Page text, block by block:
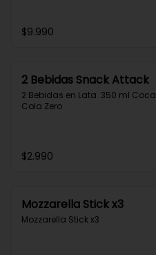
$9.990
2 Bebidas Snack Attack
2 Bebidas en Lata  350 ml Coca
Cola Zero
$2.990
Mozzarella Stick x3
Mozzarella Stick x3